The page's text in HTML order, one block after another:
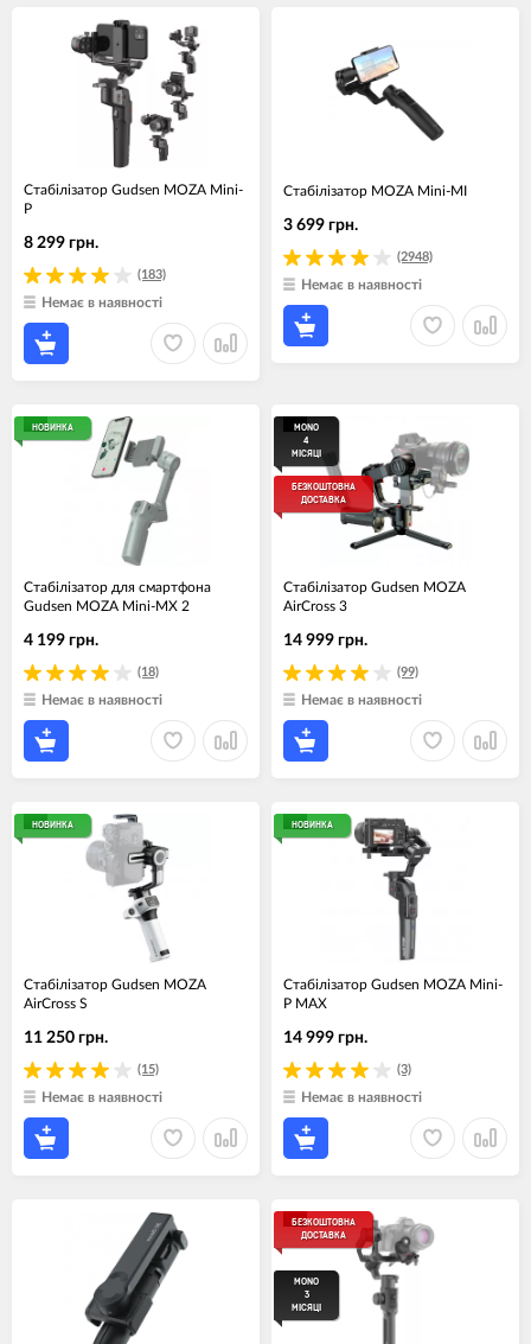
Стабілізатор Gudsen MOZA Mini-
P
(183)
8 299 грн.
Немає в наявності
Стабілізатор MOZA Mini-MI
(2948)
3 699 грн.
Немає в наявності
НОВИНКА
Стабілізатор для смартфона
Gudsen MOZA Mini-MX 2
(18)
4 199 грн.
Немає в наявності
MONO
4
МІСЯЦІ
БЕЗКОШТОВНА
ДОСТАВКА
Стабілізатор Gudsen MOZA
AirCross 3
(99)
14 999 грн.
Немає в наявності
НОВИНКА
Стабілізатор Gudsen MOZA
AirCross S
(15)
11 250 грн.
Немає в наявності
НОВИНКА
Стабілізатор Gudsen MOZA Mini-
P MAX
(3)
14 999 грн.
Немає в наявності
БЕЗКОШТОВНА
ДОСТАВКА
MONO
3
МІСЯЦІ